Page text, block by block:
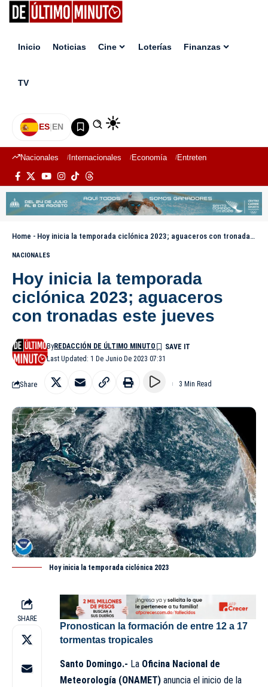
Inicio Noticias Cine Loterías Finanzas
TV
ES|EN
Nacionales Internacionales Economía Entretenimiento
Home - Hoy inicia la temporada ciclónica 2023; aguaceros con tronadas este jueves
NACIONALES
Hoy inicia la temporada
ciclónica 2023; aguaceros
con tronadas este jueves
Last Updated: 1 De Junio De 2023 07:31
ByREDACCIÓN DE ÚLTIMO MINUTO
Share 3 Min Read
Hoy inicia la temporada ciclónica 2023
SHARE
Pronostican la formación de entre 12 a 17
tormentas tropicales
Santo Domingo.- La Oficina Nacional de
Meteorología (ONAMET) anuncia el inicio de la